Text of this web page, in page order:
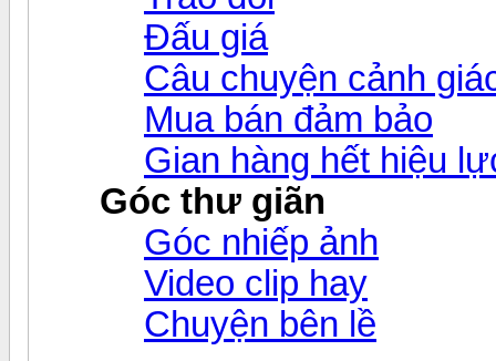
Đấu giá
Câu chuyện cảnh
Mua bán đảm bảo
Gian hàng hết hiệu
Góc thư giãn
Góc nhiếp ảnh
Video clip hay
Chuyện bên lề